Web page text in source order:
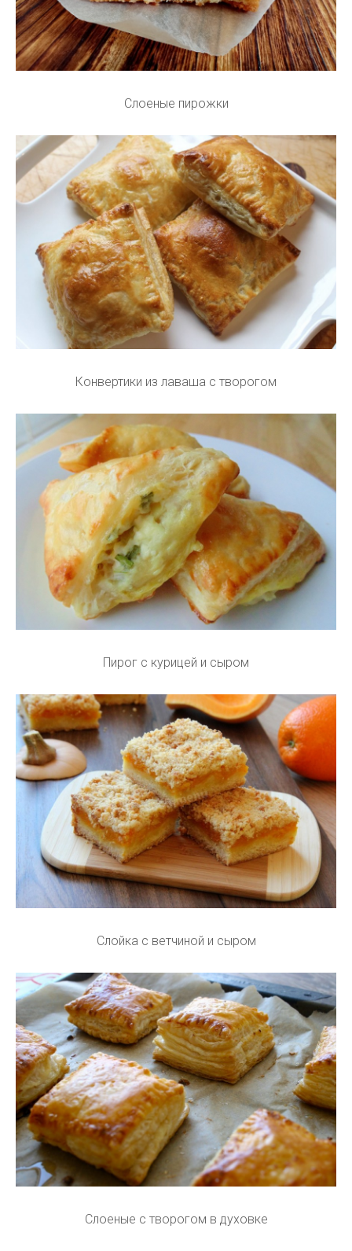
Слоеные пирожки
Конвертики из лаваша с творогом
Пирог с курицей и сыром
Слойка с ветчиной и сыром
Слоеные с творогом в духовке